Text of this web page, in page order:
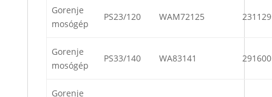
Gorenje
mosógép
PS23/120 WAM72125 231129
Gorenje
mosógép
PS33/140 WA83141 291600
Gorenje